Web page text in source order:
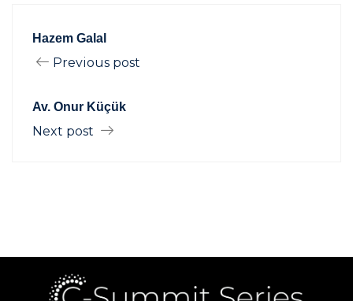
Hazem Galal
Previous post
Av. Onur Küçük
Next post